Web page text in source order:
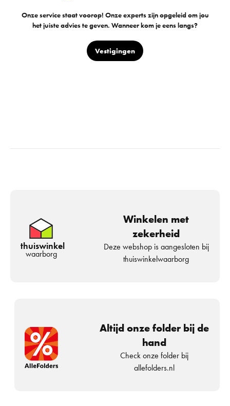
Onze service staat voorop! Onze experts zijn opgeleid om jou
het juiste advies te geven. Wanneer kom je eens langs?
Vestigingen
thuiswinkel
waarborg
Winkelen met
zekerheid
Deze webshop is aangesloten bij
thuiswinkelwaarborg
Altijd onze folder bij de
hand
Check onze folder bij
allefolders.nl